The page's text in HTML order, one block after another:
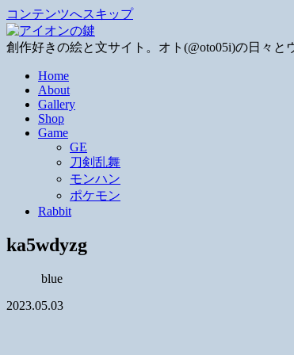
コンテンツへスキップ
創作好きの絵と文サイト。オト(@oto05i)の日々
Home
About
Gallery
Shop
Game
GE
刀剣乱舞
モンハン
ポケモン
Rabbit
ka5wdyzg
blue
2023.05.03